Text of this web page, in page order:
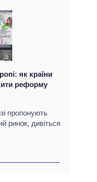
як країни
реформу
пропонують
ринок, дивіться